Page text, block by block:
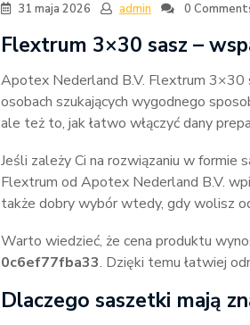
31 maja 2026 admin 0
Flextrum 3×30 sasz –
Apotex Nederland B.V. Flextrum
osobach szukających wygodnego
ale też to, jak łatwo włączyć dany
Jeśli zależy Ci na rozwiązaniu w formie
Flextrum od Apotex Nederland B.V.
także dobry wybór wtedy, gdy wolisz
Warto wiedzieć, że cena produktu
0c6ef77fba33. Dzięki temu łatwiej
Dlaczego saszetki mają